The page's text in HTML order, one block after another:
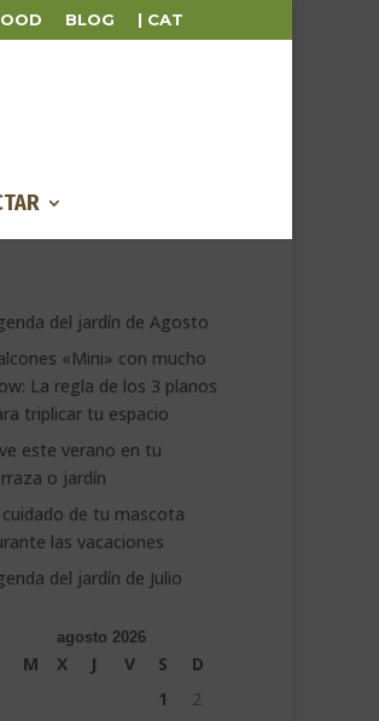
BLOG | CAT
del jardín de Agosto
«Mini» con mucho
La regla de los 3 planos
triplicar tu espacio
este verano en tu
o jardín
cuidado de tu mascota
las vacaciones
del jardín de Julio
agosto 2026
M X J V S
D
1
2